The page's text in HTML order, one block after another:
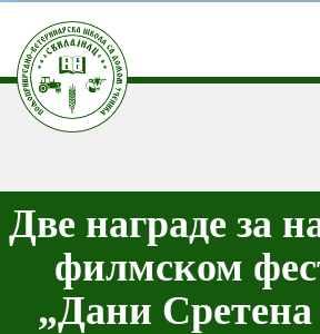
Две награде за
филмском
„Дани